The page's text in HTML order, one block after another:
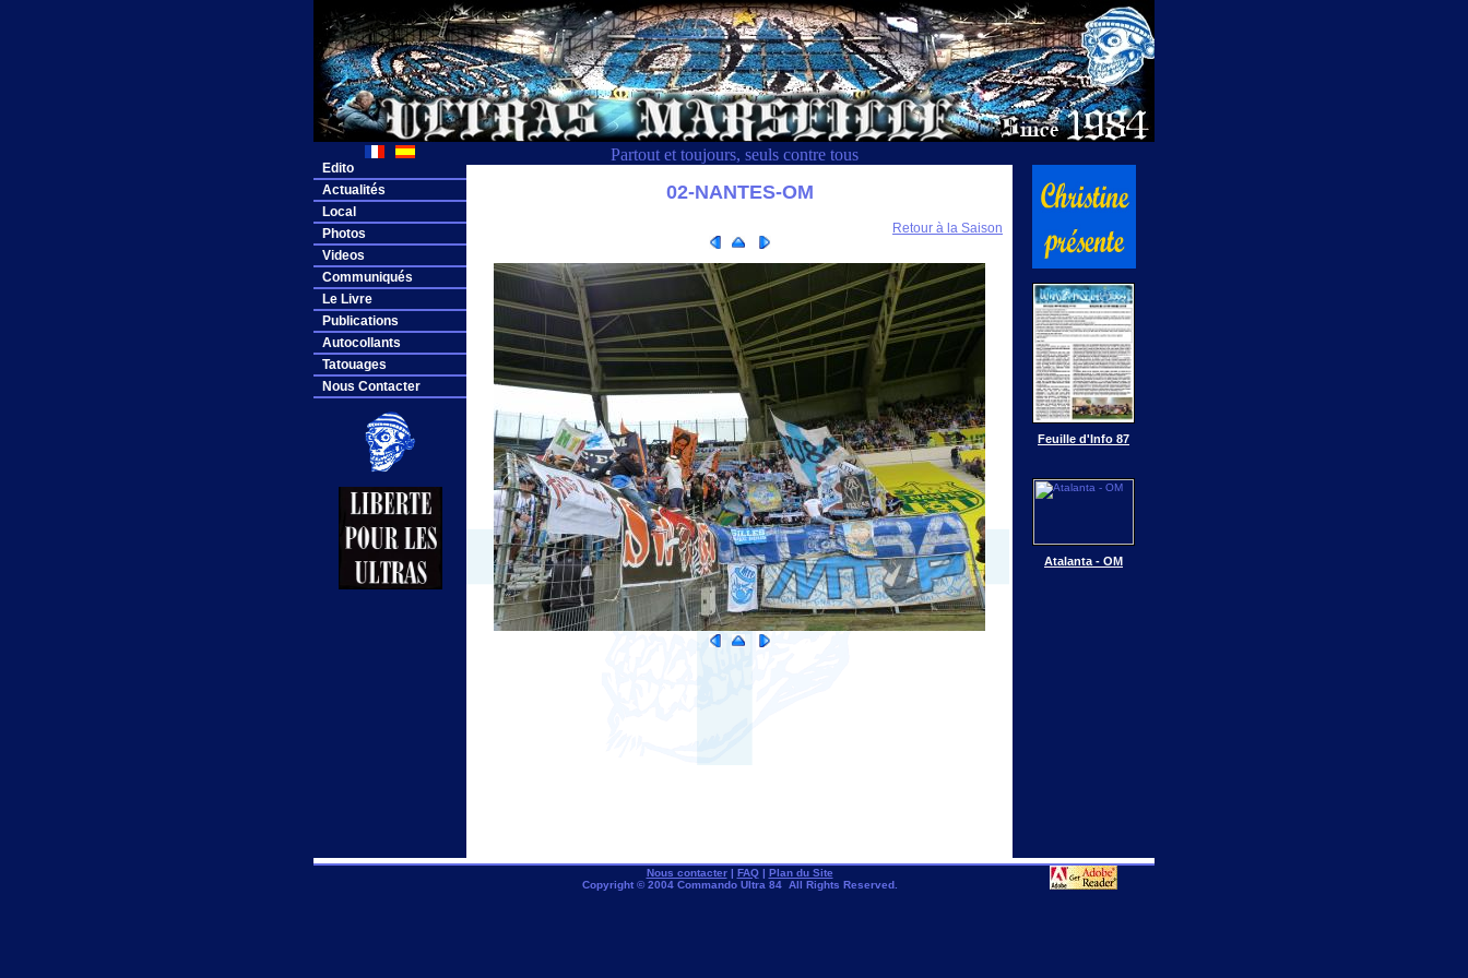
Partout et toujours, seuls contre tous
Edito
Actualités
Local
Photos
Videos
Communiqués
Le Livre
Publications
Autocollants
Tatouages
Nous Contacter
02-NANTES-OM
Retour à la Saison
Feuille d'Info 87
Atalanta - OM
Nous contacter| FAQ| Plan du Site
Copyright © 2004 Commando Ultra 84 All Rights Reserved.